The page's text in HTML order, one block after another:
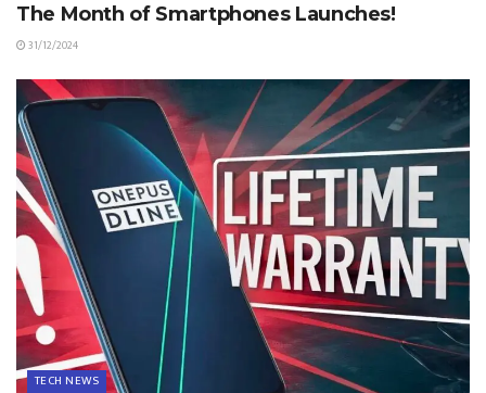
The Month of Smartphones Launches!
31/12/2024
TECH NEWS